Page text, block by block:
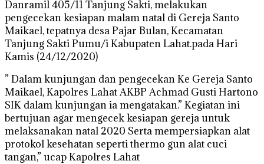
Danramil 405/11 Tanjung Sakti, melakukan
pengecekan kesiapan malam natal di Gereja Santo
Maikael, tepatnya desa Pajar Bulan, Kecamatan
Tanjung Sakti Pumu/i Kabupaten Lahat.pada Hari
Kamis (24/12/2020)
” Dalam kunjungan dan pengecekan Ke Gereja Santo
Maikael, Kapolres Lahat AKBP Achmad Gusti Hartono
SIK dalam kunjungan ia mengatakan.” Kegiatan ini
bertujuan agar mengecek kesiapan gereja untuk
melaksanakan natal 2020 Serta mempersiapkan alat
protokol kesehatan seperti thermo gun alat cuci
tangan,” ucap Kapolres Lahat